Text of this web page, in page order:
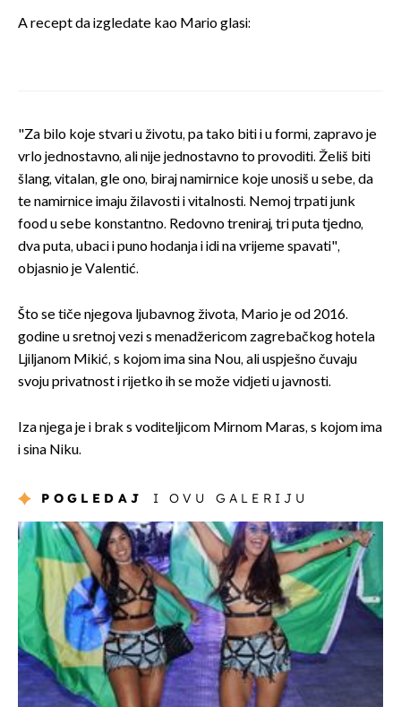
A recept da izgledate kao Mario glasi:
"Za bilo koje stvari u životu, pa tako biti i u formi, zapravo je
vrlo jednostavno, ali nije jednostavno to provoditi. Želiš biti
šlang, vitalan, gle ono, biraj namirnice koje unosiš u sebe, da
te namirnice imaju žilavosti i vitalnosti. Nemoj trpati junk
food u sebe konstantno. Redovno treniraj, tri puta tjedno,
dva puta, ubaci i puno hodanja i idi na vrijeme spavati",
objasnio je Valentić.
Što se tiče njegova ljubavnog života, Mario je od 2016.
godine u sretnoj vezi s menadžericom zagrebačkog hotela
Ljiljanom Mikić, s kojom ima sina Nou, ali uspješno čuvaju
svoju privatnost i rijetko ih se može vidjeti u javnosti.
Iza njega je i brak s voditeljicom Mirnom Maras, s kojom ima
i sina Niku.
POGLEDAJ I OVU GALERIJU